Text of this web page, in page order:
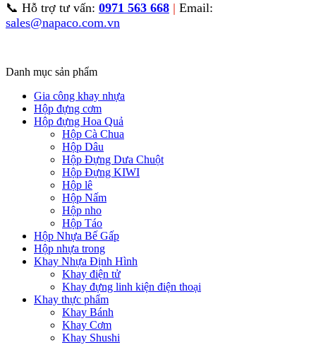
📞 Hỗ trợ tư vấn: 0971 563 668 | Email:
sales@napaco.com.vn
Danh mục sản phẩm
Gia công khay nhựa
Hộp đựng cơm
Hộp đựng Hoa Quả
Hộp Cà Chua
Hộp Dâu
Hộp Đựng Dưa Chuột
Hộp Đựng KIWI
Hộp lê
Hộp Nấm
Hộp nho
Hộp Táo
Hộp Nhựa Bế Gấp
Hộp nhựa trong
Khay Nhựa Định Hình
Khay điện tử
Khay đựng linh kiện điện thoại
Khay thực phẩm
Khay Bánh
Khay Cơm
Khay Shushi